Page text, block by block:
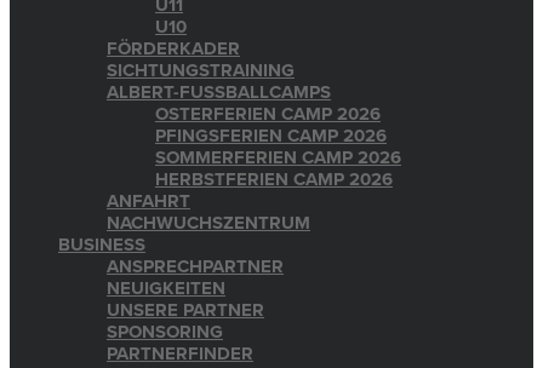
U11
U10
FÖRDERKADER
SICHTUNGSTRAINING
ALBERT-FUSSBALLCAMPS
OSTERFERIEN CAMP 2026
PFINGSFERIEN CAMP 2026
SOMMERFERIEN CAMP 2026
HERBSTFERIEN CAMP 2026
ANFAHRT
NACHWUCHSZENTRUM
BUSINESS
ANSPRECHPARTNER
NEUIGKEITEN
UNSERE PARTNER
SPONSORING
PARTNERFINDER